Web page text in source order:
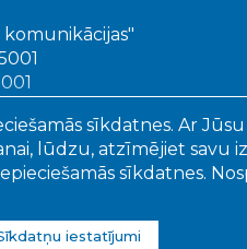
Ogres Komunikācijas
sīkdatnes. Ar
lūdzu, atzīmējiet savu
sīkdatnes.
iestatījumi